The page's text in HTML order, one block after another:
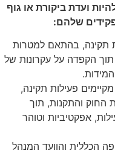
ועדת ביקורת או גוף
שלהם:
תקינה, בהתאם למטרות
הקפדה על עקרונות של
פעילות תקינה,
והתקנות, תוך
אפקטיביות וטוהר
הכללית והוועד המנהל